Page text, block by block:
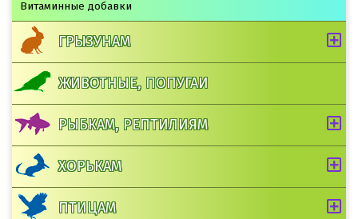
Витаминные добавки
ГРЫЗУНАМ
ЖИВОТНЫЕ, ПОПУГАИ
РЫБКАМ, РЕПТИЛИЯМ
ХОРЬКАМ
ПТИЦАМ